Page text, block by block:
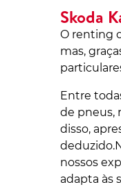
Skoda
O renting
mas,
Entre
de pneus,
disso,
nossos
adapta às